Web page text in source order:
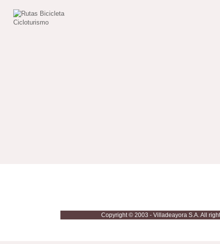
Cicloturismo
Copyright © 2003 - Villadeayora S.A. All